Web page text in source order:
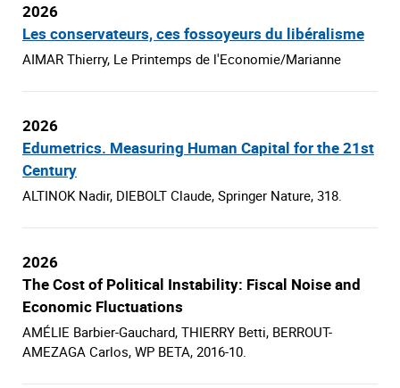
2026
Les conservateurs, ces fossoyeurs du libéralisme
AIMAR Thierry, Le Printemps de l'Economie/Marianne
2026
Edumetrics. Measuring Human Capital for the 21st
Century
ALTINOK Nadir, DIEBOLT Claude, Springer Nature, 318.
2026
The Cost of Political Instability: Fiscal Noise and
Economic Fluctuations
AMÉLIE Barbier-Gauchard, THIERRY Betti, BERROUT-
AMEZAGA Carlos, WP BETA, 2016-10.